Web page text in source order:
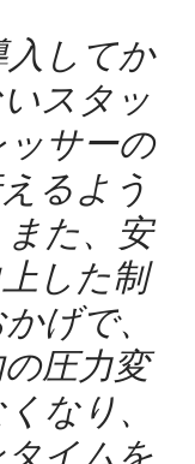
入してか
スタッ
ッサーの
るよう
た、安
した制
げで、
圧力変
なり、
イムを